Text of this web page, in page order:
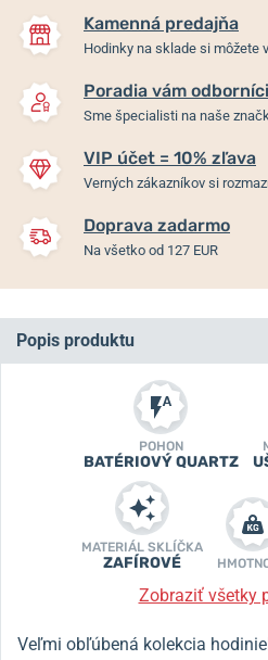
Skladom
Kamenná predajňa
Hodinky na sklade si môžete
Poradia vám odborníci
Sme špecialisti na naše
VIP účet = 10% zľava
Verných zákazníkov si
Doprava zadarmo
Na všetko od 127 EUR
Popis produktu
POHON
BATÉRIOVÝ QUARTZ
MATERIÁL SKLÍČKA
ZAFÍROVÉ
Zobraziť všetky
Veľmi obľúbená kolekcia